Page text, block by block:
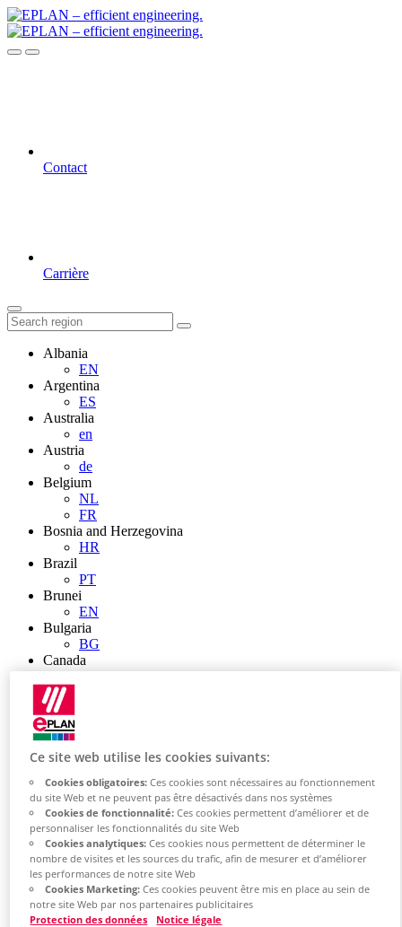
Contact
Carrière
Albania
EN
Argentina
ES
Australia
en
Austria
de
Belgium
NL
FR
Bosnia and Herzegovina
HR
Brazil
PT
Brunei
EN
Bulgaria
BG
Canada
en
Chile
China
ZH
China Taiwan
EN
Colombia
Croatia
HR
Czech Republic
CZ
Denmark
Ce site web utilise les cookies suivants:
Cookies obligatoires:Ces cookies sont nécessaires au fonctionnement
du site Web et ne peuvent pas être désactivés dans nos systèmes
Cookies de fonctionnalité:Ces cookies permettent d’améliorer et de
personnaliser les fonctionnalités du site Web
Cookies analytiques:Ces cookies nous permettent de déterminer le
nombre de visites et les sources du trafic, afin de mesurer et d’améliorer
les performances de notre site Web
Cookies Marketing:Ces cookies peuvent être mis en place au sein de
notre site Web par nos partenaires publicitaires
Protection des données Notice légale